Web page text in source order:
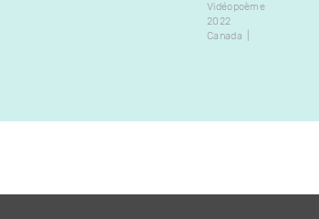
Vidéopoème
2022
Canada